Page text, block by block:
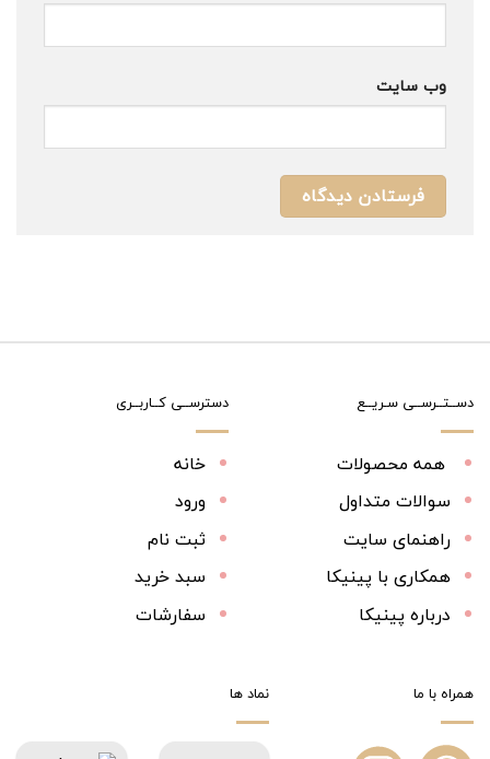
وب‌ سایت
دســتــرســی سـریــع
همه محصولات
سوالات متداول
راهنمای سایت
همکاری با پینیکا
درباره پینیکا
دسترســی کــاربــری
خانه
ورود
ثبت نام
سبد خرید
سفارشات
همراه با ما نماد ها